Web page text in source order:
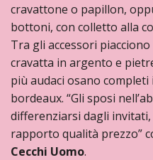
cravattone o papillon,
bottoni, con colletto alla
Tra gli accessori
cravatta in argento e
più audaci osano
bordeaux. “Gli sposi
differenziarsi dagli
rapporto qualità prezzo”
Cecchi Uomo.